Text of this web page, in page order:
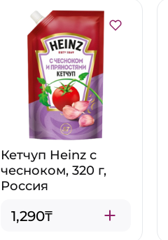
Кетчуп Heinz с
чесноком, 320 г,
Россия
1,290₸